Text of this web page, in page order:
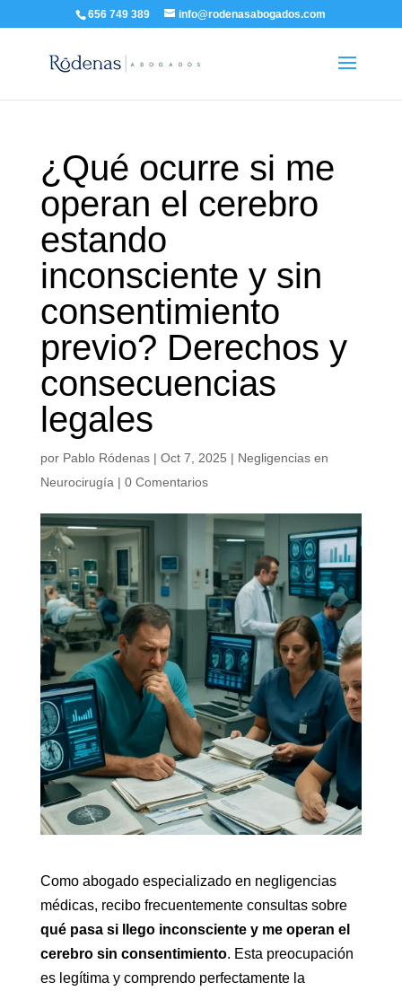
656 749 389 info@rodenasabogados.com
¿Qué ocurre si me
operan el cerebro
estando
inconsciente y sin
consentimiento
previo? Derechos y
consecuencias
legales
por Pablo Ródenas| Oct 7, 2025 | Negligencias en
Neurocirugía | 0 Comentarios
Como abogado especializado en negligencias
médicas, recibo frecuentemente consultas sobre
qué pasa si llego inconsciente y me operan el
cerebro sin consentimiento. Esta preocupación
es legítima y comprendo perfectamente la